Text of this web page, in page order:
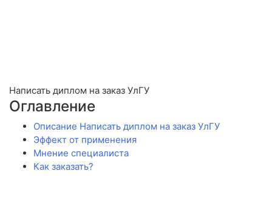
Написать диплом на заказ УлГУ
Оглавление
Описание Написать диплом на заказ УлГУ
Эффект от применения
Мнение специалиста
Как заказать?